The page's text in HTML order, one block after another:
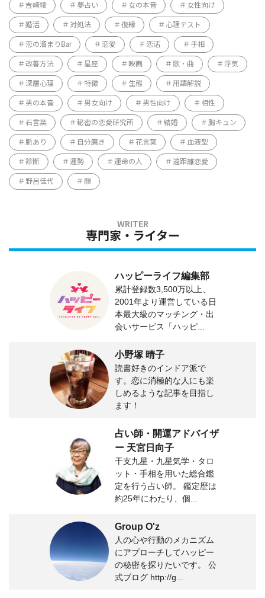
吉崎綾 夢占い 女の本音 女性向け
婚活 対処法 復縁 心理テスト
恋の溜まりBar 恋愛 恋活 手相
改善方法 星座 映画 歌・曲 浮気
深層心理 特徴 生態 用語解説
男の本音 男女向け 男性向け 相性
石言葉 秘密の恋愛研究所 結婚 胸キュン
脈あり 自分磨き 花言葉 血液型
診断 運勢 運命の人 遠距離恋愛
野呂佳代 顔
専門家・ライター
ハッピーライフ編集部
累計登録数3,500万以上、
2001年より運営している日
本最大級のマッチング・出
会いサービス「ハッピ...
小野塚 晴子
読書好きのインドア派で
す。恋に消極的な人にも楽
しめるような記事を目指し
ます！
占い師・開運アドバイザ
ー 天宮日向子
干支九星・九星気学・タロ
ット・手相を用いた総合鑑
定を行う占い師。 鑑定歴は
約25年にわたり、個...
Group O'z
人の心や行動のメカニズム
にアプローチしてハッピー
の秘密を探りたいです。 公
式ブログ http://g...